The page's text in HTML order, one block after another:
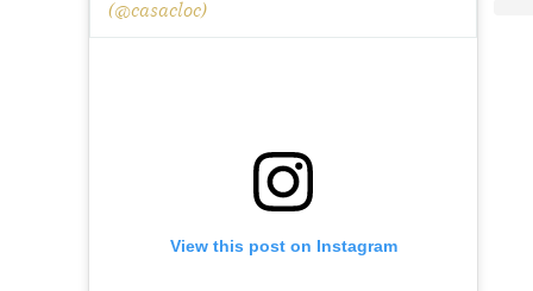
(@casacloc)
View this post on Instagram